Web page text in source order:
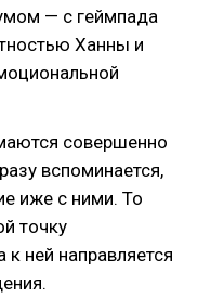
— с геймпада
Ханны и
совершенно
вспоминается,
иже с ними. То
точку
ней направляется